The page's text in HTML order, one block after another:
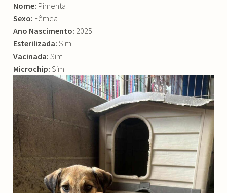
Nome: Pimenta
Sexo: Fêmea
Ano Nascimento: 2025
Esterilizada: Sim
Vacinada: Sim
Microchip:Sim